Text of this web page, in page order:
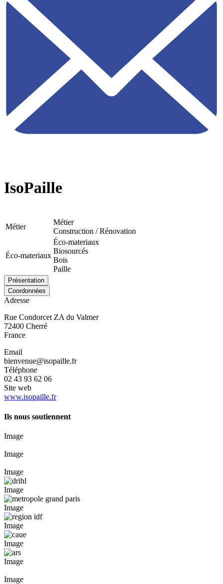
IsoPaille
Métier
Métier
Construction / Rénovation
Éco-materiaux
Éco-materiaux
Biosourcés
Bois
Paille
Présentation
Coordonnées
Adresse
Rue Condorcet ZA du Valmer
72400 Cherré
France
Email
bienvenue@isopaille.fr
Téléphone
02 43 93 62 06
Site web
www.isopaille.fr
Ils nous soutiennent
Image
Image
Image
Image
Image
Image
Image
Image
Image